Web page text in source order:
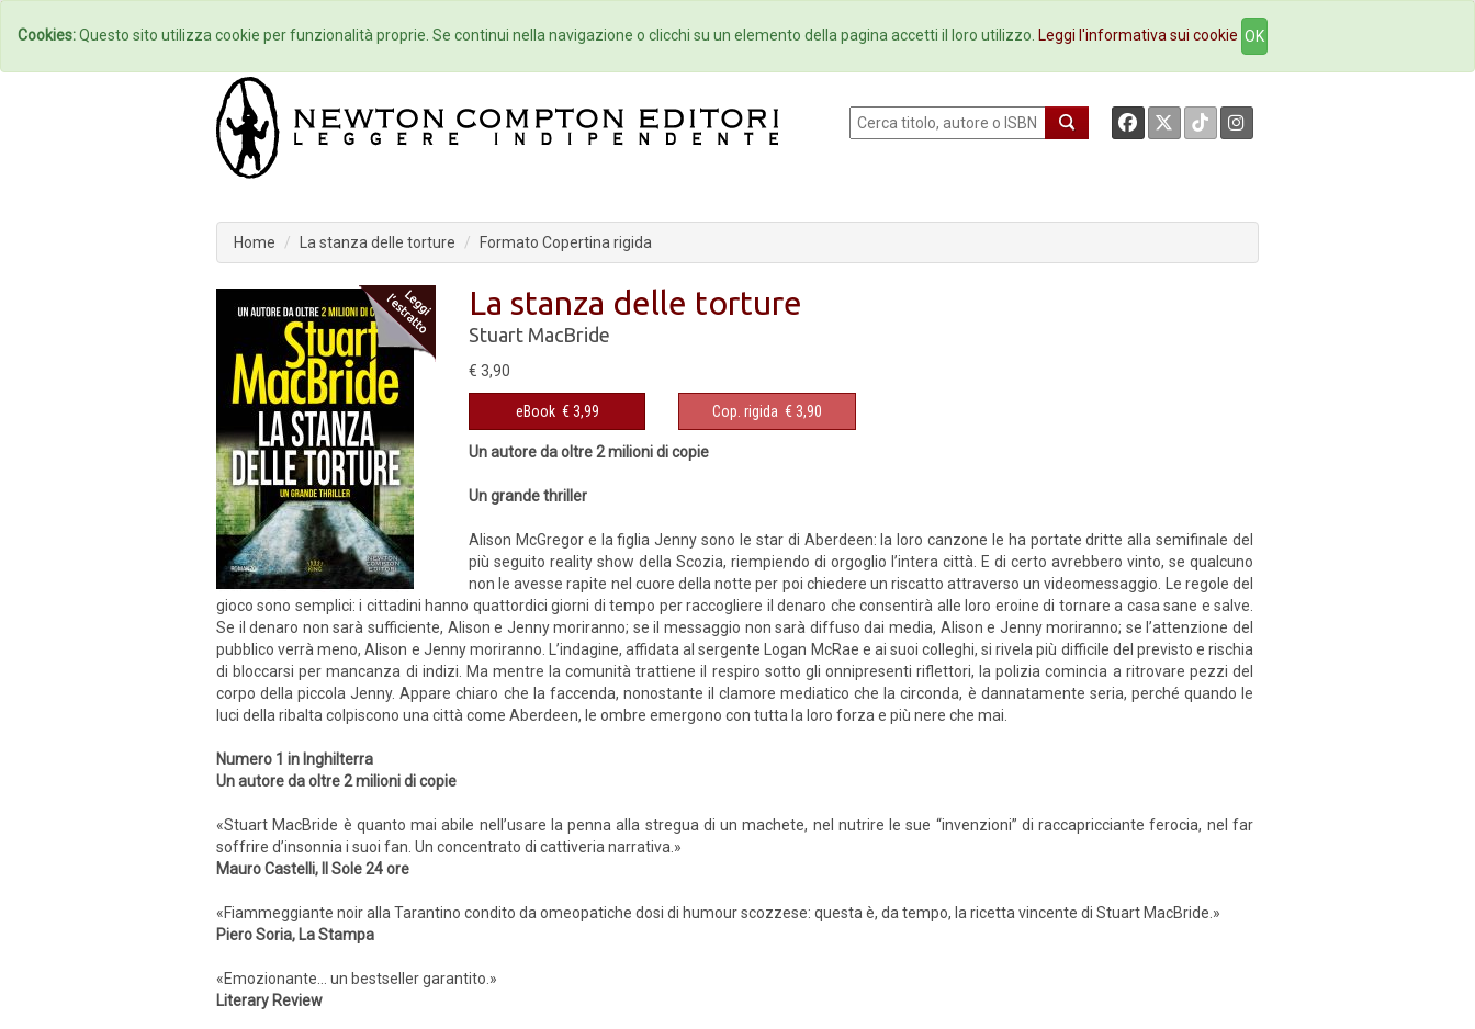
Home Autori Eventi Collane Newsletter Ebookstore Contatti
Home La stanza delle torture Formato Copertina rigida
La stanza delle torture
Stuart MacBride
€ 3,90
eBook € 3,99 Cop. rigida € 3,90
Un autore da oltre 2 milioni di copie
Un grande thriller
Alison McGregor e la figlia Jenny sono le star di Aberdeen: la loro canzone le ha portate dritte alla semifinale del
più seguito reality show della Scozia, riempiendo di orgoglio l’intera città. E di certo avrebbero vinto, se qualcuno
non le avesse rapite nel cuore della notte per poi chiedere un riscatto attraverso un videomessaggio. Le regole del
gioco sono semplici: i cittadini hanno quattordici giorni di tempo per raccogliere il denaro che consentirà alle loro eroine di tornare a casa sane e salve.
Se il denaro non sarà sufficiente, Alison e Jenny moriranno; se il messaggio non sarà diffuso dai media, Alison e Jenny moriranno; se l’attenzione del
pubblico verrà meno, Alison e Jenny moriranno. L’indagine, affidata al sergente Logan McRae e ai suoi colleghi, si rivela più difficile del previsto e rischia
di bloccarsi per mancanza di indizi. Ma mentre la comunità trattiene il respiro sotto gli onnipresenti riflettori, la polizia comincia a ritrovare pezzi del
corpo della piccola Jenny. Appare chiaro che la faccenda, nonostante il clamore mediatico che la circonda, è dannatamente seria, perché quando le
luci della ribalta colpiscono una città come Aberdeen, le ombre emergono con tutta la loro forza e più nere che mai.
Numero 1 in Inghilterra
Un autore da oltre 2 milioni di copie
«Stuart MacBride è quanto mai abile nell’usare la penna alla stregua di un machete, nel nutrire le sue “invenzioni” di raccapricciante ferocia, nel far
soffrire d’insonnia i suoi fan. Un concentrato di cattiveria narrativa.»
Mauro Castelli, Il Sole 24 ore
«Fiammeggiante noir alla Tarantino condito da omeopatiche dosi di humour scozzese: questa è, da tempo, la ricetta vincente di Stuart MacBride.»
Piero Soria, La Stampa
«Emozionante… un bestseller garantito.»
Literary Review
Cookies:Questo sito utilizza cookie per funzionalità proprie. Se continui nella navigazione o clicchi su un elemento della pagina accetti il loro utilizzo. Leggi l'informativa sui cookie OK